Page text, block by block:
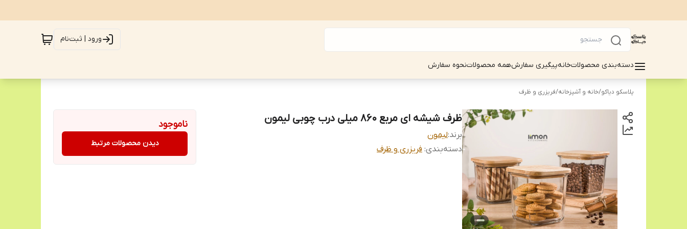
ورود | ثبت‌نام
دسته‌بندی محصولاتخانهپیگیری سفارشهمه محصولاتنحوه سفارش
پلاسکو دیاکو/خانه و آشپزخانه/فریزری و ظرف
ظرف شیشه ای مربع 860 میلی درب چوبی لیمون
برند:لیمون
دسته‌بندی: فریزری و ظرف
ناموجود
دیدن محصولات مرتبط